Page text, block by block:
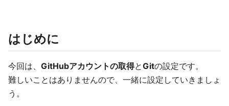
はじめに
今回は、 GitHubアカウントの取得とGitの設定です。
難しいことはありませんので、一緒に設定していきましょ
う。